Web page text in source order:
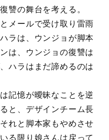
讐の舞台を考える。
メールで受け取り雷雨
ラは、ウンジョが脚本
は、ウンジョの復讐は
ハラはまだ諦めるのは
記憶が曖昧なことを逆
と、デザインチーム長
れと脚本家もやめさせ
る限り娘さんは戻って